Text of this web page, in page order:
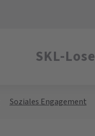
SKL-Lose
Soziales Engagement